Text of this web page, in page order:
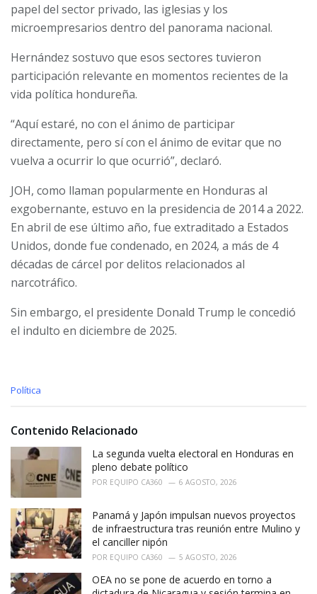
papel del sector privado, las iglesias y los
microempresarios dentro del panorama nacional.
Hernández sostuvo que esos sectores tuvieron
participación relevante en momentos recientes de la
vida política hondureña.
“Aquí estaré, no con el ánimo de participar
directamente, pero sí con el ánimo de evitar que no
vuelva a ocurrir lo que ocurrió”, declaró.
JOH, como llaman popularmente en Honduras al
exgobernante, estuvo en la presidencia de 2014 a 2022.
En abril de ese último año, fue extraditado a Estados
Unidos, donde fue condenado, en 2024, a más de 4
décadas de cárcel por delitos relacionados al
narcotráfico.
Sin embargo, el presidente Donald Trump le concedió
el indulto en diciembre de 2025.
C
e
i
Política
Contenido Relacionado
La segunda vuelta electoral en Honduras en
pleno debate político
POR EQUIPO CA360 6 AGOSTO, 2026
Panamá y Japón impulsan nuevos proyectos
de infraestructura tras reunión entre Mulino y
el canciller nipón
POR EQUIPO CA360 5 AGOSTO, 2026
OEA no se pone de acuerdo en torno a